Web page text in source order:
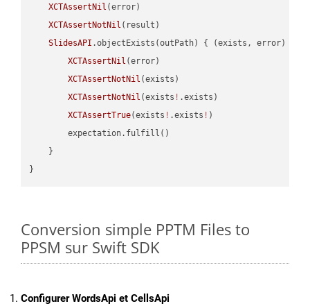
XCTAssertNil (error)
XCTAssertNotNil (result)
SlidesAPI .objectExists(outPath) { (exists, error) ->
XCTAssertNil (error)
XCTAssertNotNil (exists)
XCTAssertNotNil (exists ! .exists)
XCTAssertTrue(exists ! .exists ! )
        expectation.fulfill()
    }
Conversion simple PPTM Files to
PPSM sur Swift SDK
Configurer WordsApi et CellsApi